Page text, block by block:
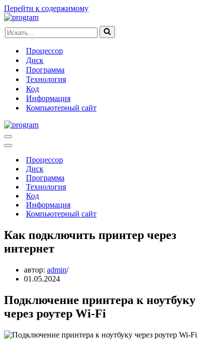
Перейти к содержимому
Искать...
Процессор
Диск
Программа
Технология
Код
Информация
Компьютерный сайт
Меню
навигации
Меню
навигацииПроцессор
Диск
Программа
Технология
Код
Информация
Компьютерный сайт
Как подключить принтер через
интернет
автор: admin
01.05.2024
Подключение принтера к ноутбуку
через роутер Wi-Fi